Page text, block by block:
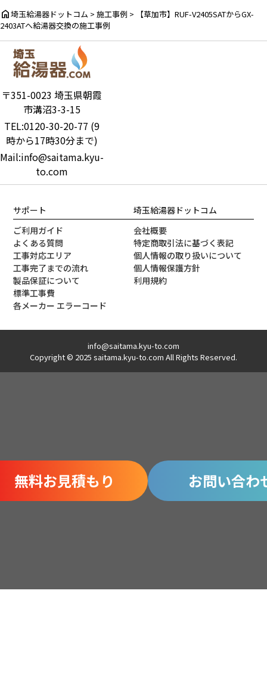
home埼玉給湯器ドットコム > 施工事例 >
【草加市】RUF-V2405SATからGX-
2403ATへ給湯器交換の施工事例
〒351-0023 埼玉県朝霞
市溝沼3-3-15
TEL:0120-30-20-77 (9
時から17時30分まで)
Mail:info@saitama.kyu-
to.com
サポート
ご利用ガイド
よくある質問
工事対応エリア
工事完了までの流れ
製品保証について
標準工事費
各メーカー エラーコード
埼玉給湯器ドットコム
会社概要
特定商取引法に基づく表記
個人情報の取り扱いについて
個人情報保護方針
利用規約
info@saitama.kyu-to.com
Copyright © 2025 saitama.kyu-to.com All Rights Reserved.
無料お見積もり お問い合わ